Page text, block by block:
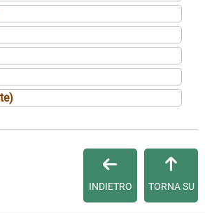
TORNA SU
INDIETRO